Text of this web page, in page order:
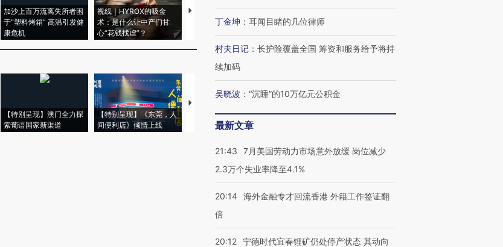
加沙上百万流离失所者困
于“塑料烤箱” 高温引发健
康危机
视线｜HYROX的吸金
术：是什么让中产们甘
心“花钱找虐”？
马航飞行员跨国走私7万
粒摇头丸 尿检体内含3种
视线｜被称为“蟑螂”的印
度Z世代 用街头抗争将教
育部长拱下台
视线｜“入侵”还是“人道危
飞地休达
【特别呈现】澳门全力探
索葡语国家新渠道
【特别呈现】《东莞，人
间便利店》倾情上线
【推广】走进第四届链博
会，让数智科技“链”接产
【特别呈现】寻找100种
CFO：不靠规模取胜，华
丁金坤 ： 耳闻目睹的几位律师
村夫日记 ： 长护险覆盖全国 筹资和服务给予将持
续加码
吴晓波 ： “沉睡”的10万亿元公积金
最新文章
21:43
7月美国劳动力市场意外放缓 岗位减少
2.3万个失业率降至4.1%
20:14 海外金融专才回流香港 外籍工作签证翻
倍
20:12 宁德时代宜春锂矿仍处停产状态 其动向